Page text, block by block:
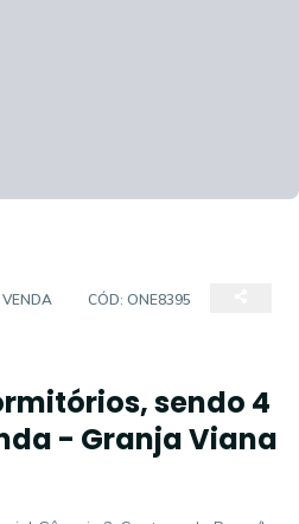
VENDA CÓD: ONE8395
sendo 4
- Granja Viana